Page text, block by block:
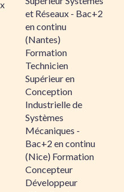
et Réseaux - Bac+2
en continu
(Nantes)
Formation
Technicien
Supérieur en
Conception
Industrielle de
Systèmes
Mécaniques -
Bac+2 en continu
(Nice) Formation
Concepteur
Développeur